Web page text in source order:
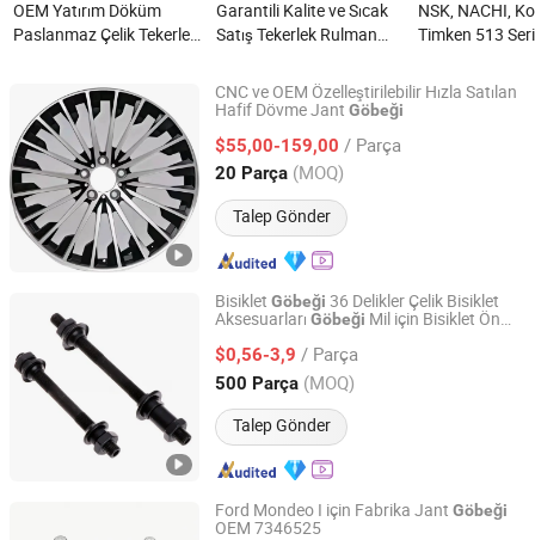
OEM Yatırım Döküm
Paslanmaz Çelik Tekerlek
Garantili Kalite ve Sıcak
Satış Tekerlek Rulman
T2h9763 Gx73-2c300-Bb
Gx732c300bb Tekerlek
Parçası Jaguar için
nedir?
NSK, NACHI,
Timken 513
Rulman
CNC ve OEM Özelleştirilebilir Hızla Satılan
Hafif Dövme Jant Göbeği
$55,00-159,00 / Parça
20 Parça (MOQ)
Talep Gönder
Ruici Metal Product (Dalian) Co., Ltd
Liaoning, China Fiyat 2025
Bisiklet Göbeği 36 Delikler Çelik Bisiklet
Aksesuarları Göbeği Mil için Bisiklet Ön
$0,56-3,9 / Parça
500 Parça (MOQ)
Talep Gönder
Xingtai Tianjiu Bicycle Parts Co., Ltd
Hebei, China Fiyat 2023
Ford Mondeo I için Fabrika Jant Göbeği
OEM 7346525